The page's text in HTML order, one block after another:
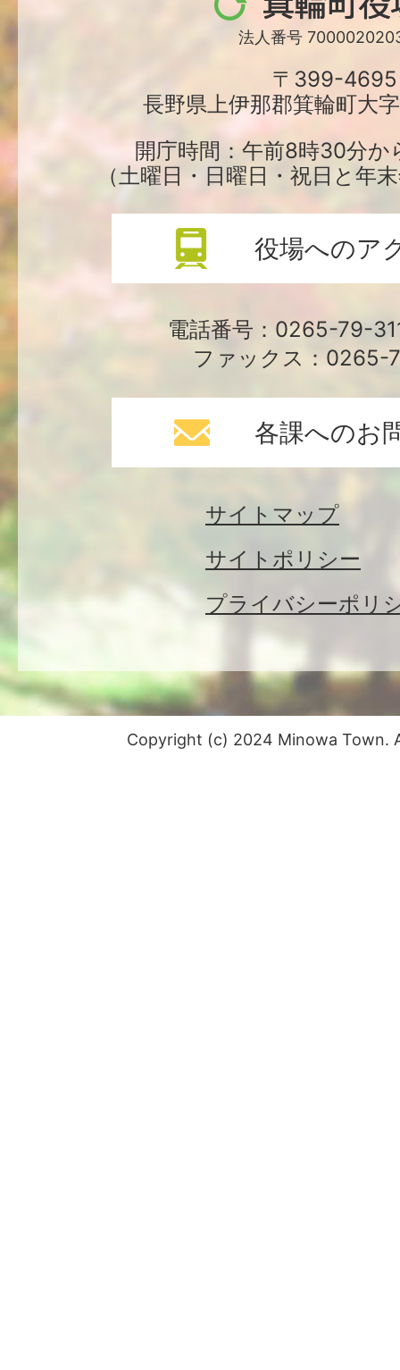
輪
役
場
法人番号
〒399-4695
長野県上伊那郡箕輪町大
開庁時間：午前8時30分か
（土曜日・日曜日・祝日と年
役場へのア
電話番号：0265-79-
ファックス：0265-
各課へのお
サイトマップ
サイトポリシー
プライバシーポリ
Copyright (c) 2024 Minowa Town.